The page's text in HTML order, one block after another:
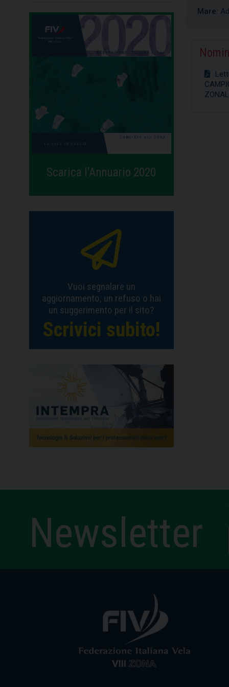
Scarica l'Annuario 2020
Vuoi segnalare un
aggiornamento, un refuso o hai
un suggerimento per il sito?
Scrivici subito!
Mare:
Newsletter